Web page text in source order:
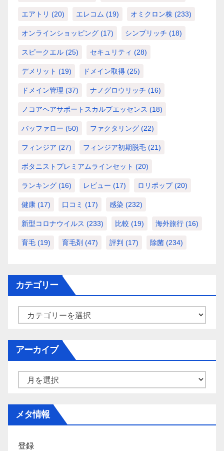
エアトリ (20) エレコム (19) オミクロン株 (233)
オンラインショッピング (17) シンプリッチ (18)
スピークエル (25) セキュリティ (28)
デメリット (19) ドメイン取得 (25)
ドメイン管理 (37) ナノグロウリッチ (16)
ノコアヘアサポートスカルプエッセンス (18)
バッファロー (50) ファクタリング (22)
フィンジア (27) フィンジア初期脱毛 (21)
ボタニストプレミアムラインセット (20)
ランキング (16) レビュー (17) ロリポップ(20)
健康 (17) 口コミ (17) 感染 (232)
新型コロナウイルス (233) 比較 (19) 海外旅行 (16)
育毛 (19) 育毛剤 (47) 評判 (17) 除菌 (234)
カテゴリー
ー
アーカイブ
メタ情報
登録